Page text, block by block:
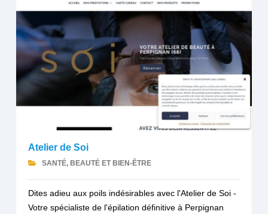
Atelier de Soi
SANTÉ, BEAUTÉ ET BIEN-ÊTRE
Dites adieu aux poils indésirables avec l'Atelier de Soi -
Votre spécialiste de l'épilation définitive à Perpignan